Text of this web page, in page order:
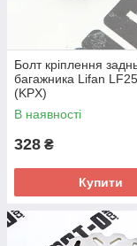
Болт кріплення
багажника Lifan
(KPX)
В наявності
328 ₴
Купити